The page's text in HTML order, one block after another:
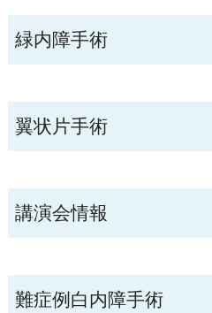
緑内障手術
翼状片手術
講演会情報
難症例白内障手術